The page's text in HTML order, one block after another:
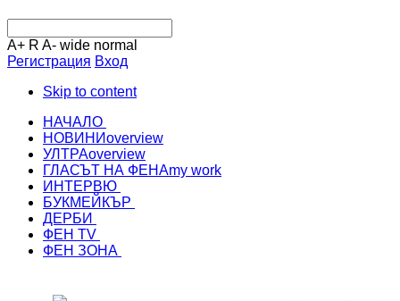
A+ R A- wide normal
Регистрация Вход
Skip to content
НАЧАЛО
НОВИНИoverview
УЛТРАoverview
ГЛАСЪТ НА ФЕНАmy work
ИНТЕРВЮ
БУКМЕЙКЪР
ДЕРБИ
ФЕН TV
ФЕН ЗОНА